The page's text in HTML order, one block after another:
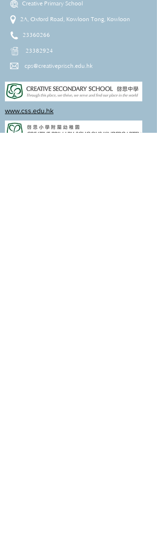
Creative Primary School
2A, Oxford Road, Kowloon Tong, Kowloon
23360266
23382924
cps@creativeprisch.edu.hk
www.css.edu.hk